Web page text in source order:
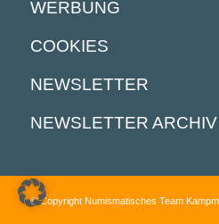
WERBUNG
COOKIES
NEWSLETTER
NEWSLETTER ARCHIV
© Copyright Numismatisches Team